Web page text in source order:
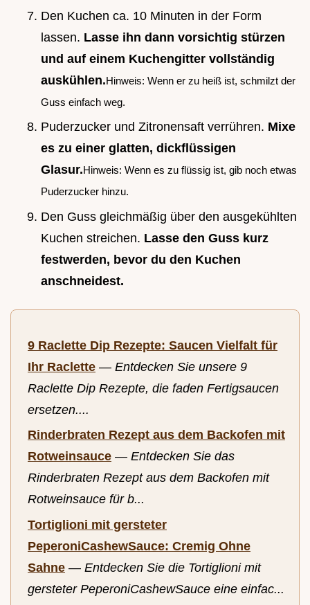
Den Kuchen ca. 10 Minuten in der Form
lassen. Lasse ihn dann vorsichtig stürzen
und auf einem Kuchengitter vollständig
auskühlen.Hinweis: Wenn er zu heiß ist, schmilzt der
Guss einfach weg.
Puderzucker und Zitronensaft verrühren. Mixe
es zu einer glatten, dickflüssigen
Glasur.Hinweis: Wenn es zu flüssig ist, gib noch etwas
Puderzucker hinzu.
Den Guss gleichmäßig über den ausgekühlten
Kuchen streichen. Lasse den Guss kurz
festwerden, bevor du den Kuchen
anschneidest.
9 Raclette Dip Rezepte: Saucen Vielfalt für
Ihr Raclette — Entdecken Sie unsere 9
Raclette Dip Rezepte, die faden Fertigsaucen
ersetzen....
Rinderbraten Rezept aus dem Backofen mit
Rotweinsauce — Entdecken Sie das
Rinderbraten Rezept aus dem Backofen mit
Rotweinsauce für b...
Tortiglioni mit gersteter
PeperoniCashewSauce: Cremig Ohne
Sahne — Entdecken Sie die Tortiglioni mit
gersteter PeperoniCashewSauce eine einfac...